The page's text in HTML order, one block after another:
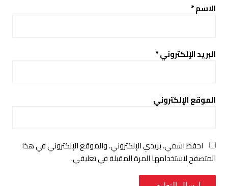
الاسم*
البريد الإلكتروني*
الموقع الإلكتروني
احفظ اسمي، بريدي الإلكتروني، والموقع الإلكتروني في هذا
المتصفح لاستخدامها المرة المقبلة في تعليقي.